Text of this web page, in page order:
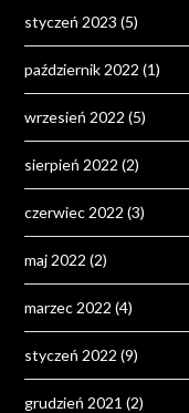
styczeń 2023 (5)
październik 2022 (1)
wrzesień 2022 (5)
sierpień 2022 (2)
czerwiec 2022 (3)
maj 2022 (2)
marzec 2022 (4)
styczeń 2022 (9)
grudzień 2021 (2)